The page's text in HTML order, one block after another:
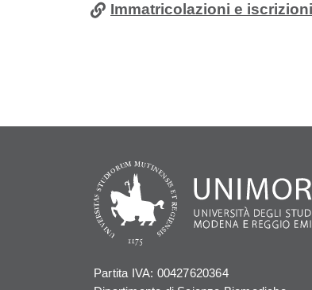
Immatricolazioni e iscrizioni
Partita IVA: 00427620364